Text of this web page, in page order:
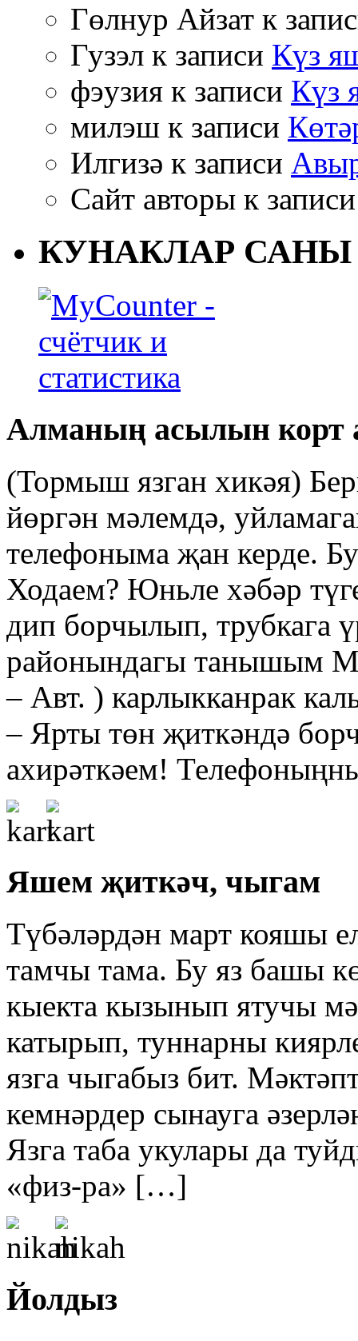
Гөлнур Айзат к
Гузэл к записи Күз
фэузия к записи Күз
милэш к записи
Илгизә к записи
Сайт авторы к
КУНАКЛАР САНЫ
Алманың асылын корт
(Тормыш язган хикәя)
йөргән мәлемдә,
телефоныма җан керде.
Ходаем? Юньле хәбәр
дип борчылып, трубкага
районындагы танышым
– Авт. ) карлыкканрак
– Ярты төн җиткәндә
ахирәткәем!
Яшем җиткәч, чыгам
Түбәләрдән март кояшы
тамчы тама. Бу яз башы
кыекта кызынып ятучы
катырып, туннарны
язга чыгабыз бит.
кемнәрдер сынауга
Язга таба укулары да
«физ-ра» […]
Йолдыз